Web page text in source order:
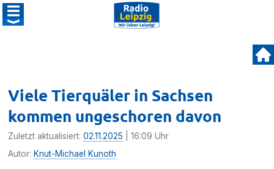
Viele Tierquäler in Sachsen
kommen ungeschoren davon
Zuletzt aktualisiert:02.11.2025 | 16:09 Uhr
Autor: Knut-Michael Kunoth